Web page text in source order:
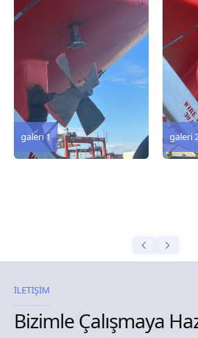
galeri 2
galeri
İLETİŞİM
Bizimle Çalışmaya